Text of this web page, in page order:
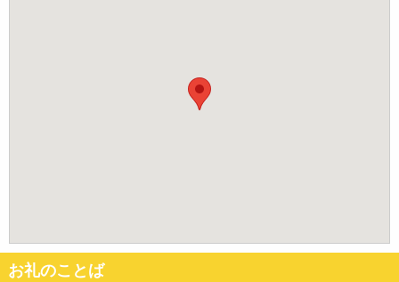
お礼のことば